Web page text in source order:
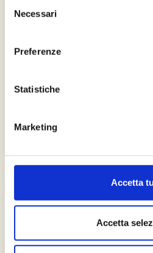
delNecessari
Preferenze
Statistiche
Marketing
Accetta
Accetta
Wi-fi gratuito
Macchina del
Asse e ferro da
Cassaforte